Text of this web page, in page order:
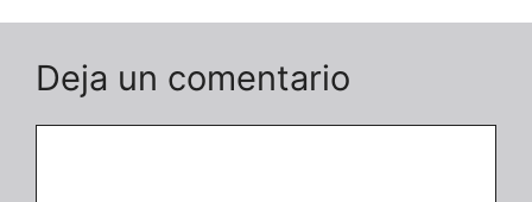
Deja un comentario